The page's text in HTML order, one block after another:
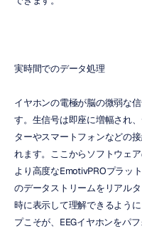
実時間でのデータ処理
イヤホンの電極が脳の微弱な
す。生信号は即座に増幅され
ターやスマートフォンなどの
れます。ここからソフトウェ
より高度なEmotivPROプラッ
のデータストリームをリアル
時に表示して理解できるよう
プこそが、EEGイヤホンをパ